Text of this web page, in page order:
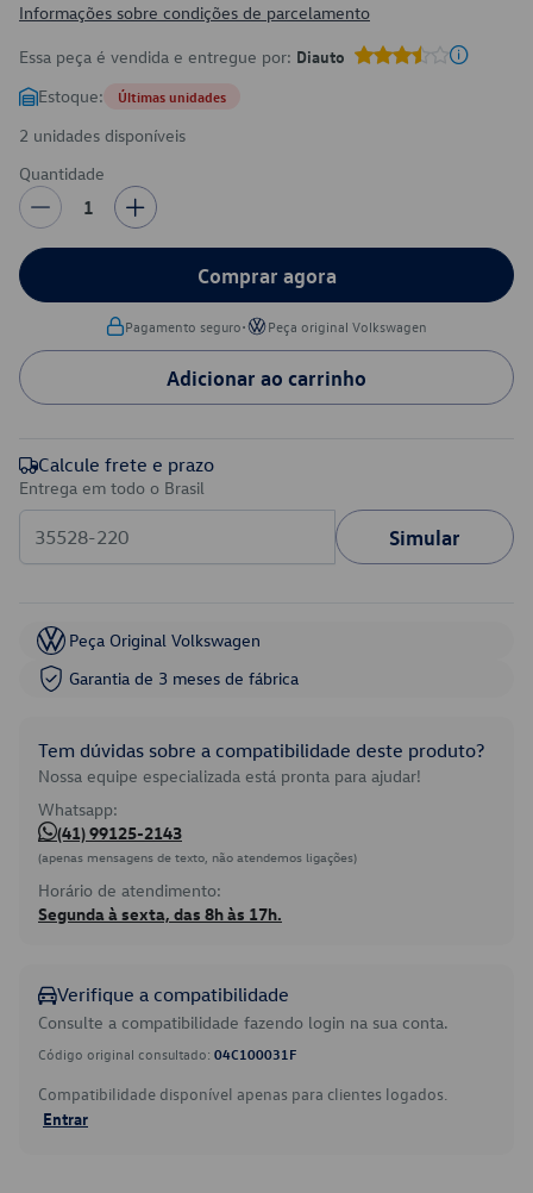
Informações sobre condições de parcelamento
Essa peça é vendida e entregue por: Diauto
Estoque: Últimas unidades
2 unidades disponíveis
Quantidade
1
Comprar agora
Pagamento seguro• Peça original Volkswagen
Adicionar ao carrinho
Calcule frete e prazo
Entrega em todo o Brasil
Simular
Peça Original Volkswagen
Garantia de 3 meses de fábrica
Tem dúvidas sobre a compatibilidade deste produto?
Nossa equipe especializada está pronta para ajudar!
Whatsapp:
(41) 99125-2143
(apenas mensagens de texto, não atendemos ligações)
Horário de atendimento:
Segunda à sexta, das 8h às 17h.
Verifique a compatibilidade
Consulte a compatibilidade fazendo login na sua conta.
Código original consultado: 04C100031F
Compatibilidade disponível apenas para clientes logados.
Entrar